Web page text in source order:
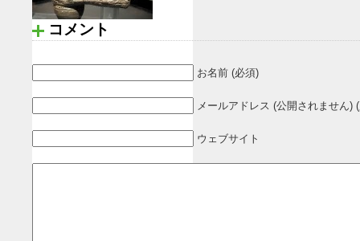
コメント
お名前 (必須)
メールアドレス (公開されません)
ウェブサイト